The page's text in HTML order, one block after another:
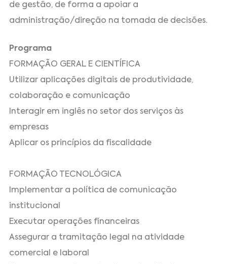
de gestão, de forma a apoiar a
administração/direção na tomada de decisões.
Programa
FORMAÇÃO GERAL E CIENTÍFICA
Utilizar aplicações digitais de produtividade,
colaboração e comunicação
Interagir em inglês no setor dos serviços às
empresas
Aplicar os princípios da fiscalidade
FORMAÇÃO TECNOLÓGICA
Implementar a política de comunicação
institucional
Executar operações financeiras
Assegurar a tramitação legal na atividade
comercial e laboral